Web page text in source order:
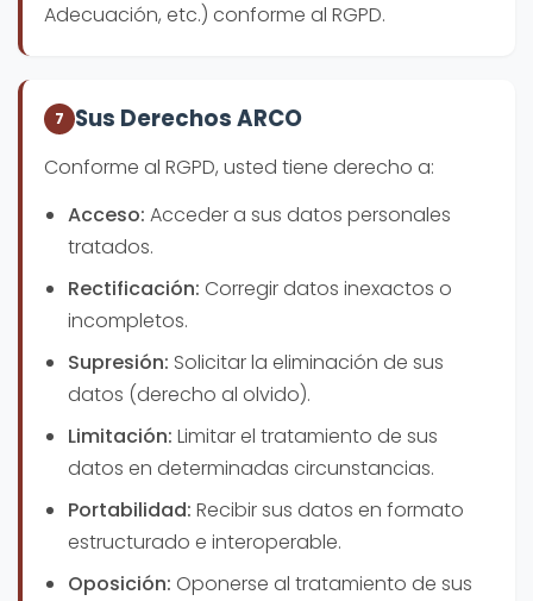
Adecuación, etc.) conforme al RGPD.
7 Sus Derechos ARCO
Conforme al RGPD, usted tiene derecho a:
Acceso: Acceder a sus datos personales
tratados.
Rectificación: Corregir datos inexactos o
incompletos.
Supresión: Solicitar la eliminación de sus
datos (derecho al olvido).
Limitación: Limitar el tratamiento de sus
datos en determinadas circunstancias.
Portabilidad: Recibir sus datos en formato
estructurado e interoperable.
Oposición: Oponerse al tratamiento de sus